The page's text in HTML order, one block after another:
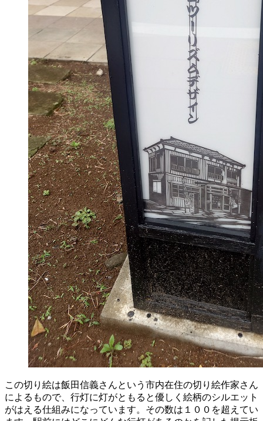
この切り絵は飯田信義さんという市内在住の切り絵作家さん
によるもので、行灯に灯がともると優しく絵柄のシルエット
がはえる仕組みになっています。その数は１００を超えてい